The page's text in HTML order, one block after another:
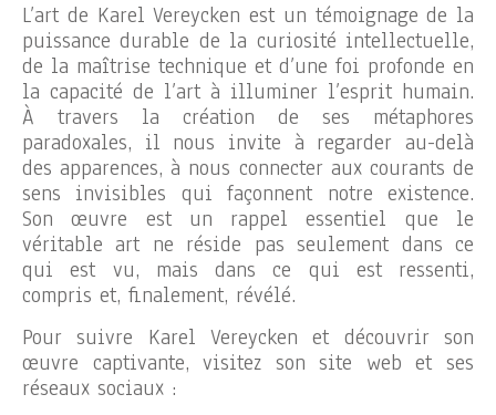
L’art de Karel Vereycken est un témoignage de la
puissance durable de la curiosité intellectuelle,
de la maîtrise technique et d’une foi profonde en
la capacité de l’art à illuminer l’esprit humain.
À travers la création de ses métaphores
paradoxales, il nous invite à regarder au-delà
des apparences, à nous connecter aux courants de
sens invisibles qui façonnent notre existence.
Son œuvre est un rappel essentiel que le
véritable art ne réside pas seulement dans ce
qui est vu, mais dans ce qui est ressenti,
compris et, finalement, révélé.
Pour suivre Karel Vereycken et découvrir son
œuvre captivante, visitez son site web et ses
réseaux sociaux :